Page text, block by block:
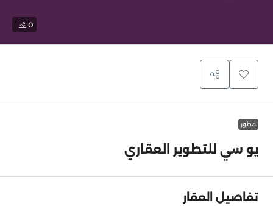
0
مطور
يو سي للتطوير العقاري
تفاصيل العقار